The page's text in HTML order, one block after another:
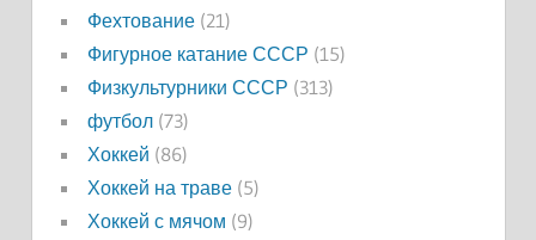
Фехтование(21)
Фигурное катание СССР (15)
Физкультурники СССР (313)
футбол(73)
Хоккей (86)
Хоккей на траве(5)
Хоккей с мячом (9)